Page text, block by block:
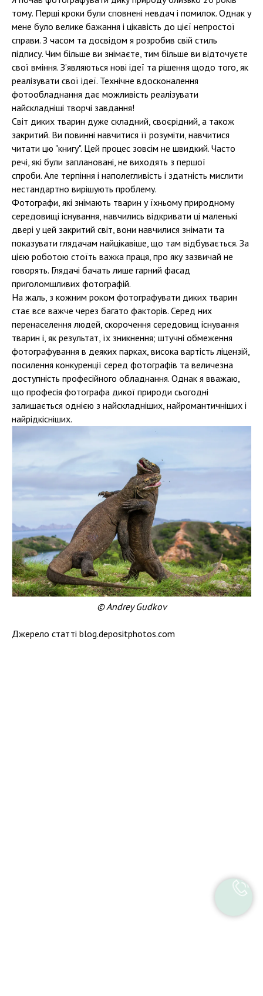
тому. Перші кроки були сповнені невдач і помилок. Однак у
мене було велике бажання і цікавість до цієї непростої
справи. З часом та досвідом я розробив свій стиль
підпису. Чим більше ви знімаєте, тим більше ви відточуєте
свої вміння. З’являються нові ідеї та рішення щодо того, як
реалізувати свої ідеї. Технічне вдосконалення
фотообладнання дає можливість реалізувати
найскладніші творчі завдання!
Світ диких тварин дуже складний, своєрідний, а також
закритий. Ви повинні навчитися її розуміти, навчитися
читати цю "книгу". Цей процес зовсім не швидкий. Часто
речі, які були заплановані, не виходять з першої
спроби. Але терпіння і наполегливість і здатність мислити
нестандартно вирішують проблему.
Фотографи, які знімають тварин у їхньому природному
середовищі існування, навчились відкривати ці маленькі
двері у цей закритий світ, вони навчилися знімати та
показувати глядачам найцікавіше, що там відбувається. За
цією роботою стоїть важка праця, про яку зазвичай не
говорять. Глядачі бачать лише гарний фасад
приголомшливих фотографій.
На жаль, з кожним роком фотографувати диких тварин
стає все важче через багато факторів. Серед них
перенаселення людей, скорочення середовищ існування
тварин і, як результат, їх зникнення; штучні обмеження
фотографування в деяких парках, висока вартість ліцензій,
посилення конкуренції серед фотографів та величезна
доступність професійного обладнання. Однак я вважаю,
що професія фотографа дикої природи сьогодні
залишається однією з найскладніших, найромантичніших і
найрідкісніших.
© Andrey Gudkov
Джерело статті blog.depositphotos.com